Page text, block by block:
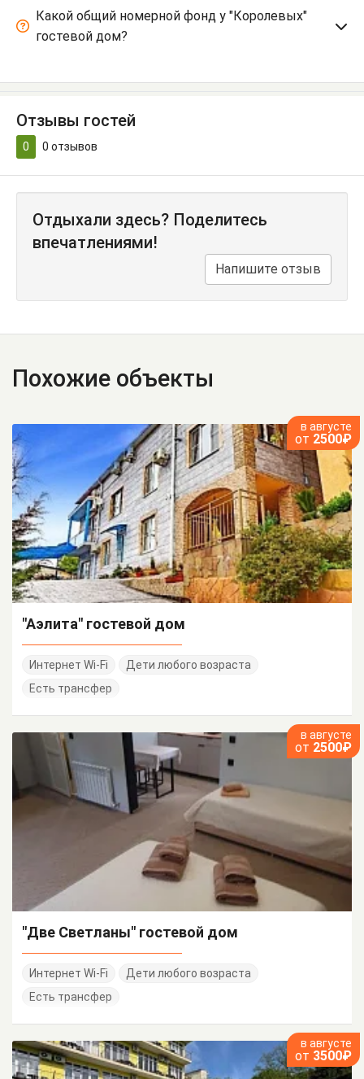
Какой общий номерной фонд у "Королевых"
гостевой дом?
Отзывы гостей
0 0 отзывов
Отдыхали здесь? Поделитесь
впечатлениями!
Напишите отзыв
Похожие объекты
в августе
от 2500₽
"Аэлита" гостевой дом
Интернет Wi-Fi
Дети любого возраста
Есть трансфер
в августе
от 2500₽
"Две Светланы" гостевой дом
Интернет Wi-Fi
Дети любого возраста
Есть трансфер
в августе
от 3500₽